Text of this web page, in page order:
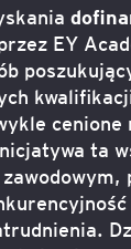
EY
cenione
ta